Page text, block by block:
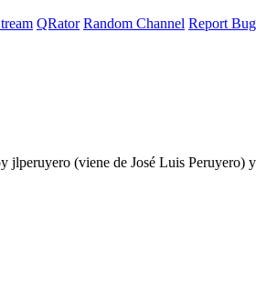
QRator Random Channel Report Bug
jlperuyero (viene de José Luis